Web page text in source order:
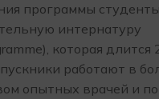
программы студенты
интернатуру
которая длится
работают в
опытных врачей и